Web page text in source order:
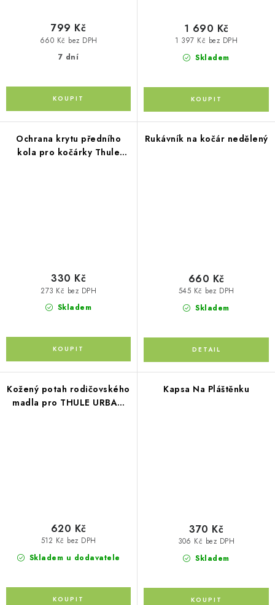
7 dní
660 Kč bez DPH
799 Kč
Skladem
1 397 Kč bez DPH
1 690 Kč
Ochrana krytu předního
kola pro kočárky Thule
Skladem
273 Kč bez DPH
330 Kč
Rukávník na kočár nedělený
Skladem
545 Kč bez DPH
660 Kč
Kožený potah rodičovského
madla pro THULE URBAN
Skladem u dodavatele
512 Kč bez DPH
620 Kč
Kapsa Na Pláštěnku
Skladem
306 Kč bez DPH
370 Kč